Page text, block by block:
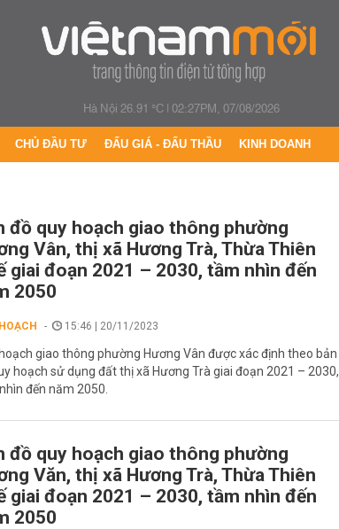
Hà Nội 26.91 °C|02:27PM, 07/08/2026
CHỦ ĐẦU TƯ ĐẤU GIÁ - ĐẤU THẦU KINH DOANH
đồ quy hoạch giao thông phường
Vân, thị xã Hương Trà, Thừa Thiên
giai đoạn 2021 – 2030, tầm nhìn đến
2050
15:46 | 20/11/2023
giao thông phường Hương Vân được xác định theo bản
hoạch sử dụng đất thị xã Hương Trà giai đoạn 2021 – 2030,
đến năm 2050.
đồ quy hoạch giao thông phường
Văn, thị xã Hương Trà, Thừa Thiên
giai đoạn 2021 – 2030, tầm nhìn đến
2050